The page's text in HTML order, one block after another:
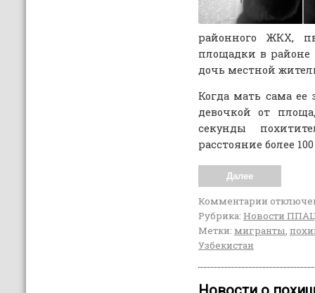
районного ЖКХ,
площадки в районе
дочь местной
Когда мать сама ее
девочкой от
секунды
расстояние более
Далее
Комментарии
Рубрика: Новости
Метки: мигранты,
Узбекистан